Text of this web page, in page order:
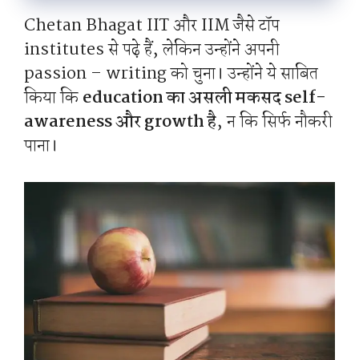
Chetan Bhagat IIT और IIM जैसे टॉप
institutes से पढ़े हैं, लेकिन उन्होंने अपनी
passion – writing को चुना। उन्होंने ये साबित
किया किeducation का असली मकसद self-
awareness और growth है, न कि सिर्फ नौकरी
पाना।